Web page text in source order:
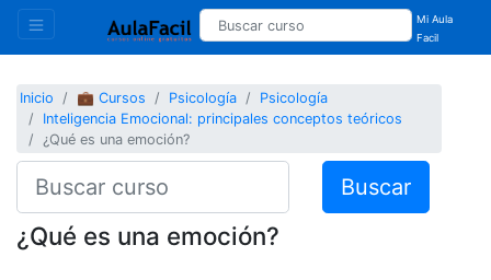
Mi Aula
Facil
Inicio 💼 Cursos Psicología
Psicología
Inteligencia Emocional: principales conceptos teóricos
¿Qué es una emoción?
Buscar
¿Qué es una emoción?